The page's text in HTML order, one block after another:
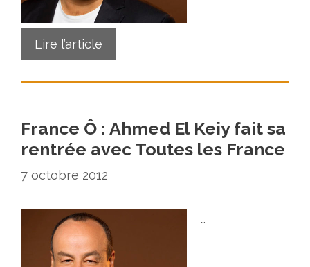
Lire l’article
France Ô : Ahmed El Keiy fait sa
rentrée avec Toutes les France
7 octobre 2012
…